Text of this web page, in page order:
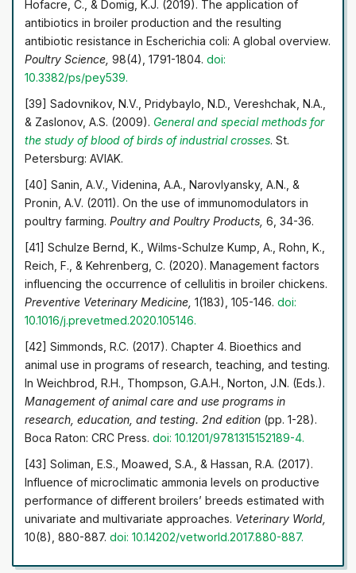
Hofacre, C., & Domig, K.J. (2019). The application of
antibiotics in broiler production and the resulting
antibiotic resistance in Escherichia coli: A global overview.
Poultry Science,98(4), 1791-1804.doi:
10.3382/ps/pey539.
[39] Sadovnikov, N.V., Pridybaylo, N.D., Vereshchak, N.A.,
& Zaslonov, A.S. (2009). General and special methods for
the study of blood of birds of industrial crosses. St.
Petersburg: AVIAK.
[40] Sanin, A.V., Videnina, A.A., Narovlyansky, A.N., &
Pronin, A.V. (2011). On the use of immunomodulators in
poultry farming.Poultry and Poultry Products, 6, 34-36.
[41] Schulze Bernd, K., Wilms-Schulze Kump, A., Rohn, K.,
Reich, F., & Kehrenberg, C. (2020). Management factors
influencing the occurrence of cellulitis in broiler chickens.
Preventive Veterinary Medicine,1(183), 105-146.doi:
10.1016/j.prevetmed.2020.105146.
[42] Simmonds, R.C. (2017). Chapter 4. Bioethics and
animal use in programs of research, teaching, and testing.
In Weichbrod, R.H., Thompson, G.A.H., Norton, J.N. (Eds.).
Management of animal care and use programs in
research, education, and testing. 2nd edition (pp. 1-28).
Boca Raton: CRC Press.doi: 10.1201/9781315152189-4.
[43] Soliman, E.S., Moawed, S.A., & Hassan, R.A. (2017).
Influence of microclimatic ammonia levels on productive
performance of different broilers’ breeds estimated with
univariate and multivariate approaches. Veterinary World,
10(8), 880-887.doi: 10.14202/vetworld.2017.880-887.